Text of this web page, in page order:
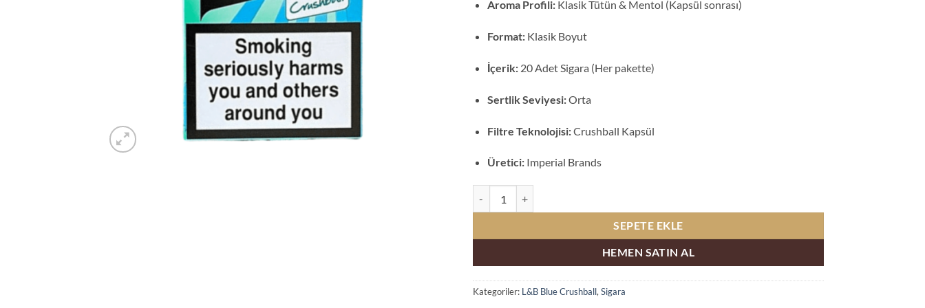
Aroma Profili:Klasik Tütün & Mentol (Kapsül sonrası)
Format:Klasik Boyut
İçerik:20 Adet Sigara (Her pakette)
Sertlik Seviyesi:Orta
Filtre Teknolojisi:Crushball Kapsül
Üretici:Imperial Brands
SEPETE EKLE
HEMEN SATIN AL
Kategoriler: L&B Blue Crushball, Sigara